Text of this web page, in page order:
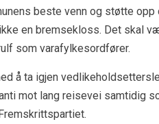
beste venn og støtte
en bremsekloss. Det skal
som varafylkesordfører.
å ta igjen
mot lang reisevei samtidig